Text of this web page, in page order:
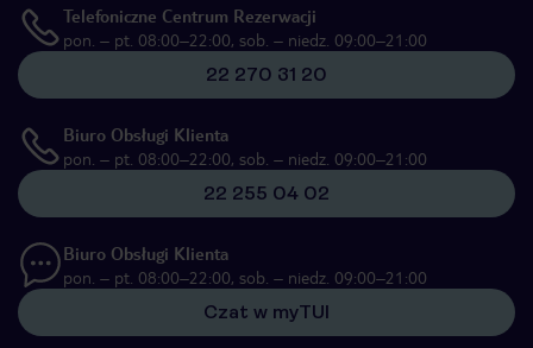
Telefoniczne Centrum Rezerwacji
pon. – pt. 08:00–22:00, sob. – niedz. 09:00–21:00
22 270 31 20
Biuro Obsługi Klienta
pon. – pt. 08:00–22:00, sob. – niedz. 09:00–21:00
22 255 04 02
Biuro Obsługi Klienta
pon. – pt. 08:00–22:00, sob. – niedz. 09:00–21:00
Czat w myTUI